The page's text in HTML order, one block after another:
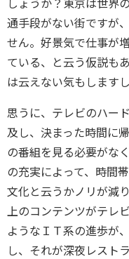
しょうか？東京は世界
通手段がない街ですが
せん。好景気で仕事が
ている、と云う仮説も
は云えない気もします
思うに、テレビのハー
及し、決まった時間に
の番組を見る必要がな
の充実によって、時間
文化と云うかノリが減
上のコンテンツがテレ
ようなＩＴ系の進歩が
し、それが深夜レスト